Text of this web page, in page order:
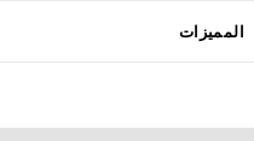
المميزات